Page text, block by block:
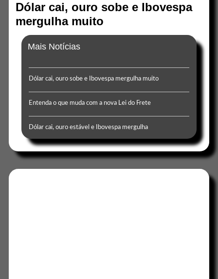
Dólar cai, ouro sobe e Ibovespa
mergulha muito
Mais Notícias
Dólar cai, ouro sobe e Ibovespa mergulha muito
Entenda o que muda com a nova Lei do Frete
Dólar cai, ouro estável e Ibovespa mergulha